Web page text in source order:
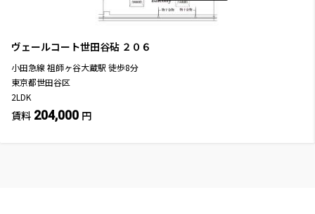
ヴェールコート世田谷砧 ２０６
小田急線 祖師ヶ谷大蔵駅 徒歩8分
東京都世田谷区
2LDK
賃料 204,000 円